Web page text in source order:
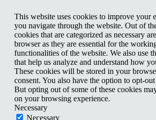
This website uses cookies to improve your
you navigate through the website. Out of
cookies that are categorized as necessary
browser as they are essential for the
functionalities of the website. We also use
that help us analyze and understand how
These cookies will be stored in your
consent. You also have the option to opt-
But opting out of some of these cookies
on your browsing experience.
Necessary
Necessary